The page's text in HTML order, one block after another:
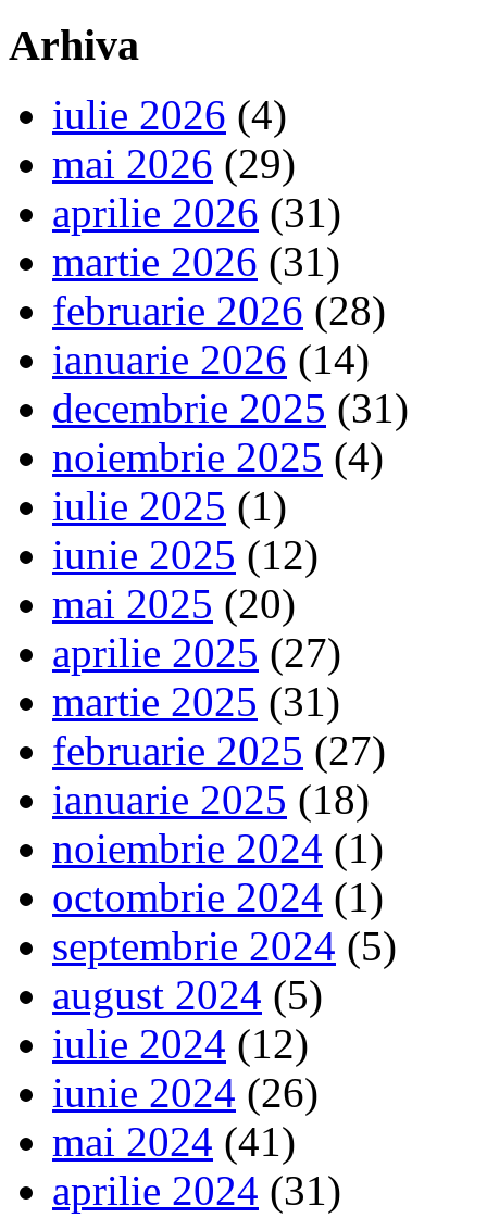
Arhiva
iulie 2026 (4)
mai 2026 (29)
aprilie 2026 (31)
martie 2026 (31)
februarie 2026 (28)
ianuarie 2026 (14)
decembrie 2025 (31)
noiembrie 2025 (4)
iulie 2025 (1)
iunie 2025 (12)
mai 2025 (20)
aprilie 2025 (27)
martie 2025 (31)
februarie 2025 (27)
ianuarie 2025 (18)
noiembrie 2024 (1)
octombrie 2024 (1)
septembrie 2024 (5)
august 2024 (5)
iulie 2024 (12)
iunie 2024 (26)
mai 2024 (41)
aprilie 2024 (31)